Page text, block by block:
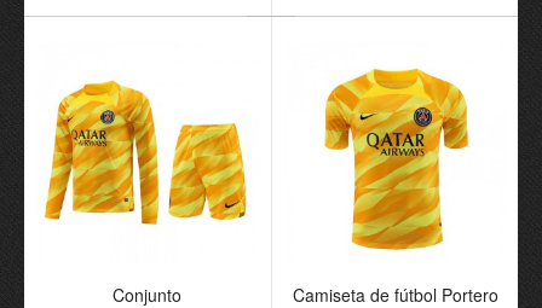
Conjunto
(Camiseta+Pantalón
Corto) Portero Paris
Saint-Germain Segunda
Equipación 23-24 - Niño
69.55€ 29.90€
Conjunto
Camiseta de fútbol Portero